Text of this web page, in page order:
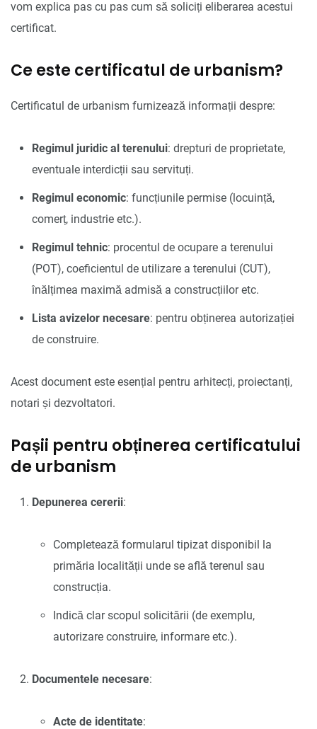
vom explica pas cu pas cum să soliciți eliberarea acestui
certificat.
Ce este certificatul de urbanism?
Certificatul de urbanism furnizează informații despre:
Regimul juridic al terenului: drepturi de proprietate,
eventuale interdicții sau servituți.
Regimul economic: funcțiunile permise (locuință,
comerț, industrie etc.).
Regimul tehnic: procentul de ocupare a terenului
(POT), coeficientul de utilizare a terenului (CUT),
înălțimea maximă admisă a construcțiilor etc.
Lista avizelor necesare: pentru obținerea autorizației
de construire.
Acest document este esențial pentru arhitecți, proiectanți,
notari și dezvoltatori.
Pașii pentru obținerea certificatului
de urbanism
Depunerea cererii:
Completează formularul tipizat disponibil la
primăria localității unde se află terenul sau
construcția.
Indică clar scopul solicitării (de exemplu,
autorizare construire, informare etc.).
Documentele necesare:
Acte de identitate: